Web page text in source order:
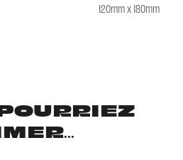
120mm x 180mm